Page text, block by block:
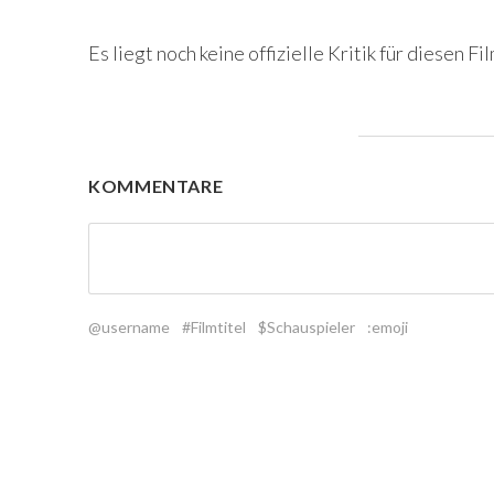
Es liegt noch keine offizielle Kritik für diesen
KOMMENTARE
@username #Filmtitel $Schauspieler :emoji